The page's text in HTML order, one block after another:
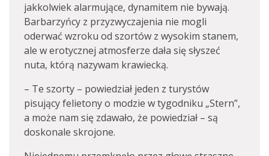
jakkolwiek alarmujące, dynamitem nie bywają.
Barbarzyńcy z przyzwyczajenia nie mogli
oderwać wzroku od szortów z wysokim stanem,
ale w erotycznej atmosferze dała się słyszeć
nuta, którą nazywam krawiecką.
– Te szorty – powiedział jeden z turystów
pisujący felietony o modzie w tygodniku „Stern”,
a może nam się zdawało, że powiedział – są
doskonale skrojone.